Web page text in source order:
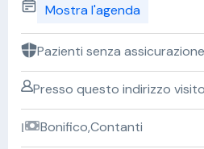
Mostra l'agenda
Pazienti senza
Presso questo indirizzo
Bonifico,Contanti